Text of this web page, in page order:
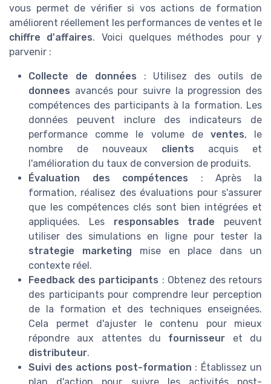
vous permet de vérifier si vos actions de formation
améliorent réellement les performances de ventes et le
chiffre d'affaires. Voici quelques méthodes pour y
parvenir :
Collecte de données : Utilisez des outils de
donnees avancés pour suivre la progression des
compétences des participants à la formation. Les
données peuvent inclure des indicateurs de
performance comme le volume de ventes, le
nombre de nouveaux clients acquis et
l'amélioration du taux de conversion de produits.
Évaluation des compétences : Après la
formation, réalisez des évaluations pour s'assurer
que les compétences clés sont bien intégrées et
appliquées. Les responsables trade peuvent
utiliser des simulations en ligne pour tester la
strategie marketing mise en place dans un
contexte réel.
Feedback des participants : Obtenez des retours
des participants pour comprendre leur perception
de la formation et des techniques enseignées.
Cela permet d'ajuster le contenu pour mieux
répondre aux attentes du fournisseur et du
distributeur.
Suivi des actions post-formation : Établissez un